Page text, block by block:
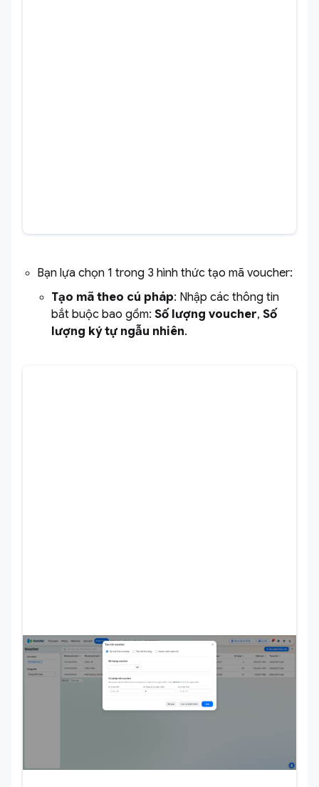
Bạn lựa chọn 1 trong 3 hình thức tạo mã voucher:
Tạo mã theo cú pháp: Nhập các thông tin
bắt buộc bao gồm: Số lượng voucher, Số
lượng ký tự ngẫu nhiên.